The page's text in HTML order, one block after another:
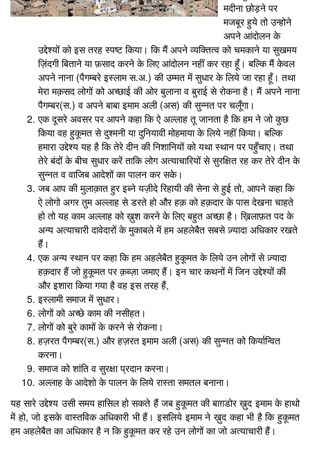
मदीना छोड़ने पर
मजबूर हुये तो उन्होने
अपने आंदोलन के
उद्देश्यों को इस तरह स्पष्ट किया। कि मैं अपने व्यक्तित्व को चमकाने या सुखमय
ज़िंदगी बिताने या फ़साद करने के लिए आंदोलन नहीं कर रहा हूँ। बल्कि मैं केवल
अपने नाना (पैगम्बरे इस्लाम स.अ.) की उम्मत में सुधार के लिये जा रहा हूँ। तथा
मेरा मक़सद लोगों को अच्छाई की ओर बुलाना व बुराई से रोकना है। मैं अपने नाना
पैगम्बर(स.) व अपने बाबा इमाम अली (अस) की सुन्नत पर चलूँगा।
एक दूसरे अवसर पर आपने कहा कि ऐ अल्लाह तू जानता है कि हम ने जो कुछ
किया वह हुकूमत से दुश्मनी या दुनियावी मोहमाया के लिये नहीं किया। बल्कि
हमारा उद्देश्य यह है कि तेरे दीन की निशानियों को यथा स्थान पर पहुँचाए। तथा
तेरे बंदों के बीच सुधार करें ताकि लोग अत्याचारियों से सुरक्षित रह कर तेरे दीन के
सुन्नत व वाजिब आदेशों का पालन कर सके।
जब आप की मुलाक़ात हुर इब्ने यज़ीदे रिहायी की सेना से हुई तो, आपने कहा कि
ऐ लोगो अगर तुम अल्लाह से डरते हो और हक़ को हक़दार के पास देखना चाहते
हो तो यह काम अल्लाह को ख़ुश करने के लिए बहुत अच्छा है। ख़िलाफ़त पद के
अन्य अत्याचारी दावेदारों के मुकाबले में हम अहलेबैत सबसे ज़्यादा अधिकार रखते
हैं।
एक अन्य स्थान पर कहा कि हम अहलेबैत हुकूमत के लिये उन लोगों से ज़्यादा
हक़दार हैं जो हुकूमत पर क़ब्ज़ा जमाए हैं। इन चार कथनों में जिन उद्देश्यों की
और इशारा किया गया है वह इस तरह हैं,
इस्लामी समाज में सुधार।
लोगों को अच्छे काम की नसीहत।
लोगों को बुरे कामों के करने से रोकना।
हज़रत पैगम्बर(स.) और हज़रत इमाम अली (अस) की सुन्नत को किर्यान्वित
करना।
समाज को शांति व सुरक्षा प्रदान करना।
अल्लाह के आदेशो के पालन के लिये रास्ता समतल बनाना।
यह सारे उद्देश्य उसी समय हासिल हो सकते हैं जब हुकूमत की बाग़डोर ख़ुद इमाम के हाथो
में हो, जो इसके वास्तविक अधिकारी भी हैं। इसलिये इमाम ने ख़ुद कहा भी है कि हुकूमत
हम अहलेबैत का अधिकार है न कि हुकूमत कर रहे उन लोगों का जो अत्याचारी हैं।